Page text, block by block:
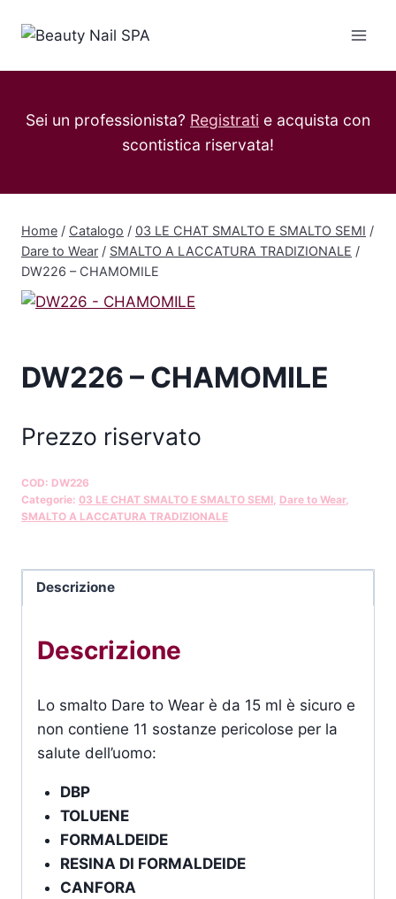
Sei un professionista? Registrati e acquista con
scontistica riservata!
Home / Catalogo / 03 LE CHAT SMALTO E SMALTO SEMI /
Dare to Wear / SMALTO A LACCATURA TRADIZIONALE /
DW226 – CHAMOMILE
DW226 – CHAMOMILE
Prezzo riservato
COD: DW226
Categorie: 03 LE CHAT SMALTO E SMALTO SEMI Dare to Wear,
SMALTO A LACCATURA TRADIZIONALE
Descrizione
Descrizione
Lo smalto Dare to Wear è da 15 ml è sicuro e
non contiene 11 sostanze pericolose per la
salute dell’uomo:
DBP
TOLUENE
FORMALDEIDE
RESINA DI FORMALDEIDE
CANFORA